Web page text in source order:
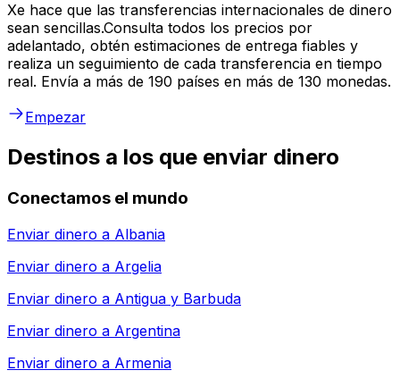
Xe hace que las transferencias internacionales de dinero
sean sencillas.Consulta todos los precios por
adelantado, obtén estimaciones de entrega fiables y
realiza un seguimiento de cada transferencia en tiempo
real. Envía a más de 190 países en más de 130 monedas.
Empezar
Destinos a los que enviar dinero
Conectamos el mundo
Enviar dinero a Albania
Enviar dinero a Argelia
Enviar dinero a Antigua y Barbuda
Enviar dinero a Argentina
Enviar dinero a Armenia